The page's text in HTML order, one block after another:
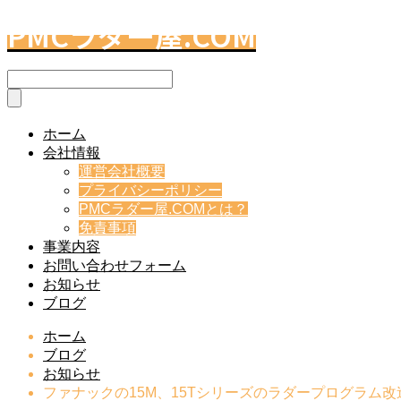
PMCラダー屋.COM
ホーム
会社情報
運営会社概要
プライバシーポリシー
PMCラダー屋.COMとは？
免責事項
事業内容
お問い合わせフォーム
お知らせ
ブログ
ホーム
ブログ
お知らせ
ファナックの15M、15Tシリーズのラダープログラム改